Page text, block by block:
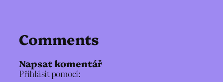
Comments
Napsat komentář
Přihlásit pomocí: